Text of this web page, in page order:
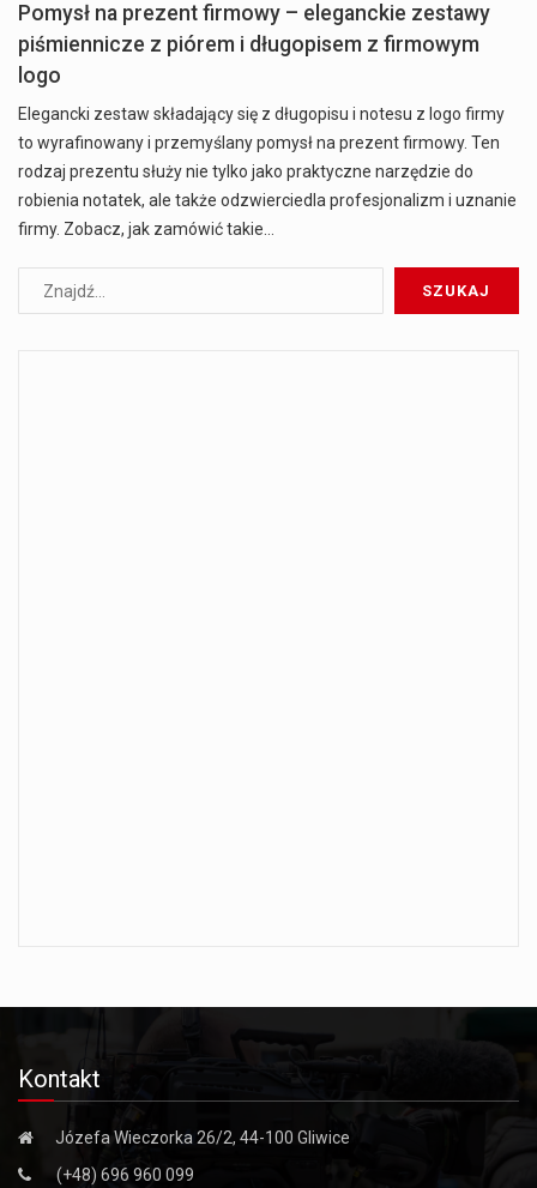
Pomysł na prezent firmowy – eleganckie zestawy
piśmiennicze z piórem i długopisem z firmowym
logo
Elegancki zestaw składający się z długopisu i notesu z logo firmy
to wyrafinowany i przemyślany pomysł na prezent firmowy. Ten
rodzaj prezentu służy nie tylko jako praktyczne narzędzie do
robienia notatek, ale także odzwierciedla profesjonalizm i uznanie
firmy. Zobacz, jak zamówić takie…
Kontakt
Józefa Wieczorka 26/2, 44-100 Gliwice
(+48) 696 960 099